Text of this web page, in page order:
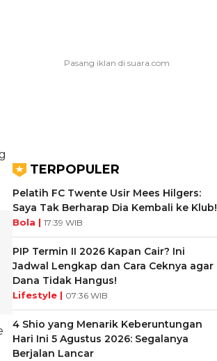
TERPOPULER
Pelatih FC Twente Usir Mees Hilgers:
Saya Tak Berharap Dia Kembali ke Klub!
Bola | 17:39 WIB
PIP Termin II 2026 Kapan Cair? Ini
Jadwal Lengkap dan Cara Ceknya agar
Dana Tidak Hangus!
Lifestyle | 07:36 WIB
4 Shio yang Menarik Keberuntungan
Hari Ini 5 Agustus 2026: Segalanya
Berjalan Lancar